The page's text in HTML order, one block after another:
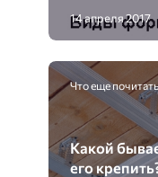
14 апреля 2017
Что еще почитать
Какой
его